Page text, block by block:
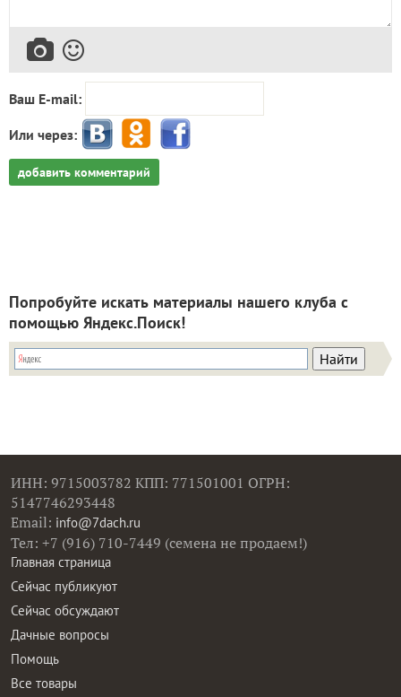
Ваш E-mail:
Или через:
добавить комментарий
Попробуйте искать материалы нашего клуба с
помощью Яндекс.Поиск!
ИНН: 9715003782 КПП: 771501001 ОГРН:
5147746293448
Email: info@7dach.ru
Тел: +7 (916) 710-7449 (семена не продаем!)
Главная страница
Сейчас публикуют
Сейчас обсуждают
Дачные вопросы
Помощь
Все товары